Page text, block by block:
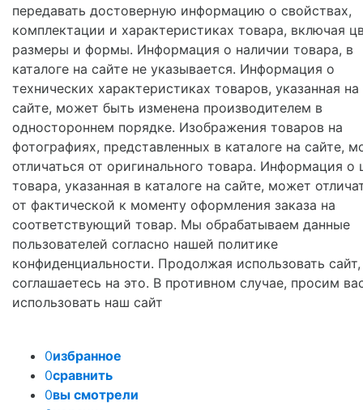
передавать достоверную информацию о свойствах,
комплектации и характеристиках товара, включая
размеры и формы. Информация о наличии товара, в
каталоге на сайте не указывается. Информация о
технических характеристиках товаров, указанная на
сайте, может быть изменена производителем в
одностороннем порядке. Изображения товаров на
фотографиях, представленных в каталоге на сайте,
отличаться от оригинального товара. Информация о
товара, указанная в каталоге на сайте, может
от фактической к моменту оформления заказа на
соответствующий товар. Мы обрабатываем данные
пользователей согласно нашей политике
конфиденциальности. Продолжая использовать
соглашаетесь на это. В противном случае, просим
использовать наш сайт
0избранное
0сравнить
0вы смотрели